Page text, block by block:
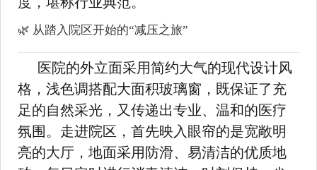
🌿 从踏入院区开始的“减压之旅”
医院的外立面采用简约大气的现代设计风
格，浅色调搭配大面积玻璃窗，既保证了充
足的自然采光，又传递出专业、温和的医疗
氛围。走进院区，首先映入眼帘的是宽敞明
亮的大厅，地面采用防滑、易清洁的优质地